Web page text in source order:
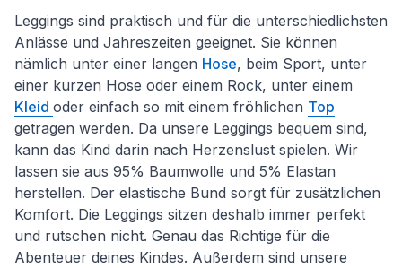
Leggings sind praktisch und für die unterschiedlichsten
Anlässe und Jahreszeiten geeignet. Sie können
nämlich unter einer langen Hose, beim Sport, unter
einer kurzen Hose oder einem Rock, unter einem
Kleid oder einfach so mit einem fröhlichen Top
getragen werden. Da unsere Leggings bequem sind,
kann das Kind darin nach Herzenslust spielen. Wir
lassen sie aus 95% Baumwolle und 5% Elastan
herstellen. Der elastische Bund sorgt für zusätzlichen
Komfort. Die Leggings sitzen deshalb immer perfekt
und rutschen nicht. Genau das Richtige für die
Abenteuer deines Kindes. Außerdem sind unsere